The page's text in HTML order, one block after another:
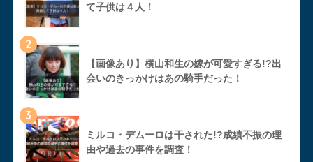
て子供は４人！
2
【画像あり】横山和生の嫁が可愛すぎる!?出
会いのきっかけはあの騎手だった！
3
ミルコ・デムーロは干された!?成績不振の理
由や過去の事件を調査！